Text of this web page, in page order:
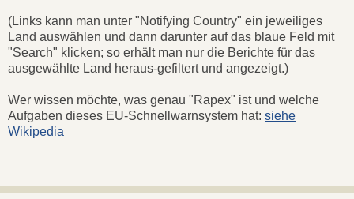
(Links kann man unter "Notifying Country" ein jeweiliges
Land auswählen und dann darunter auf das blaue Feld mit
"Search" klicken; so erhält man nur die Berichte für das
ausgewählte Land heraus-gefiltert und angezeigt.)
Wer wissen möchte, was genau "Rapex" ist und welche
Aufgaben dieses EU-Schnellwarnsystem hat: siehe
Wikipedia